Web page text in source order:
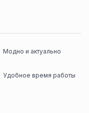
Модно и актуально
Удобное время работы